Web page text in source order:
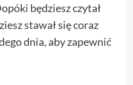
będziesz czytał
stawał się coraz
dnia, aby zapewnić